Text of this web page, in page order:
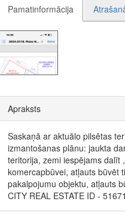
Pamatinformācija
Apraksts
Saskaņā ar aktuālo pilsētas
izmantošanas plānu: jaukta
teritorija, zemi iespējams dalīt
komercapbūvei, atļauts būvēt
pakalpojumu objektu, atļauts
CITY REAL ESTATE ID -